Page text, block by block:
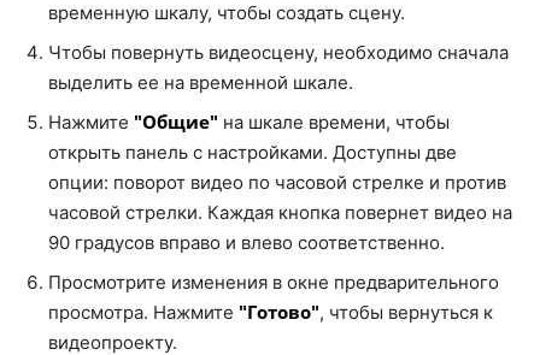
временную шкалу, чтобы создать сцену.
Чтобы повернуть видеосцену, необходимо сначала
выделить ее на временной шкале.
Нажмите "Общие" на шкале времени, чтобы
открыть панель с настройками. Доступны две
опции: поворот видео по часовой стрелке и против
часовой стрелки. Каждая кнопка повернет видео на
90 градусов вправо и влево соответственно.
Просмотрите изменения в окне предварительного
просмотра. Нажмите "Готово", чтобы вернуться к
видеопроекту.